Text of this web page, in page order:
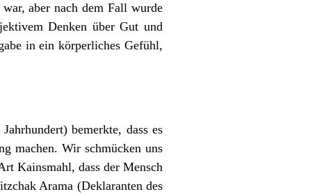
aber nach dem Fall wurde
Denken über Gut und
in ein körperliches Gefühl,
bemerkte, dass es
machen. Wir schmücken uns
Kainsmahl, dass der Mensch
Arama (Deklaranten des